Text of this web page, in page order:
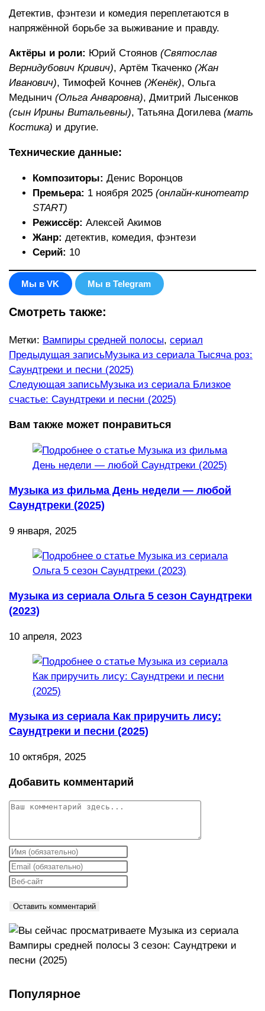
Детектив, фэнтези и комедия переплетаются в
напряжённой борьбе за выживание и правду.
Актёры и роли: Юрий Стоянов (Святослав
Вернидубович Кривич), Артём Ткаченко (Жан
Иванович), Тимофей Кочнев (Женёк), Ольга
Медынич (Ольга Анваровна), Дмитрий Лысенков
(сын Ирины Витальевны), Татьяна Догилева (мать
Костика) и другие.
Технические данные:
Композиторы: Денис Воронцов
Премьера: 1 ноября 2025 (онлайн-кинотеатр
START)
Режиссёр: Алексей Акимов
Жанр: детектив, комедия, фэнтези
Серий: 10
Мы в VK Мы в Telegram
Смотреть также:
Метки: Вампиры средней полосы, сериал
Еще
статьи
Предыдущая записьМузыка из сериала Тысяча роз:
Саундтреки и песни (2025)
Следующая записьМузыка из сериала Близкое
счастье: Саундтреки и песни (2025)
Вам также может понравиться
Музыка из фильма День недели — любой
Саундтреки (2025)
9 января, 2025
Музыка из сериала Ольга 5 сезон Саундтреки
(2023)
10 апреля, 2023
Музыка из сериала Как приручить лису:
Саундтреки и песни (2025)
10 октября, 2025
Добавить комментарий
Комментарий
Введите
свое
имя
имя
пользователя,
чтобы
прокомментировать
Введите
свой
адрес,
чтобы
прокомментировать
Введите
вашего
веб-
сайта
(необязательно)
Популярное